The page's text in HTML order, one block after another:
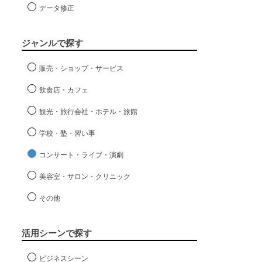
データ修正
ジャンルで探す
販売・ショップ・サービス
飲食店・カフェ
観光・旅行会社・ホテル・旅館
学校・塾・習い事
コンサート・ライブ・演劇
美容室・サロン・クリニック
その他
活用シーンで探す
ビジネスシーン